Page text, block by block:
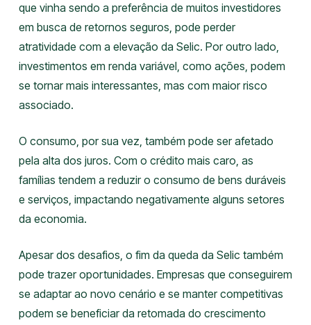
que vinha sendo a preferência de muitos investidores
em busca de retornos seguros, pode perder
atratividade com a elevação da Selic. Por outro lado,
investimentos em renda variável, como ações, podem
se tornar mais interessantes, mas com maior risco
associado.
O consumo, por sua vez, também pode ser afetado
pela alta dos juros. Com o crédito mais caro, as
famílias tendem a reduzir o consumo de bens duráveis
e serviços, impactando negativamente alguns setores
da economia.
Apesar dos desafios, o fim da queda da Selic também
pode trazer oportunidades. Empresas que conseguirem
se adaptar ao novo cenário e se manter competitivas
podem se beneficiar da retomada do crescimento